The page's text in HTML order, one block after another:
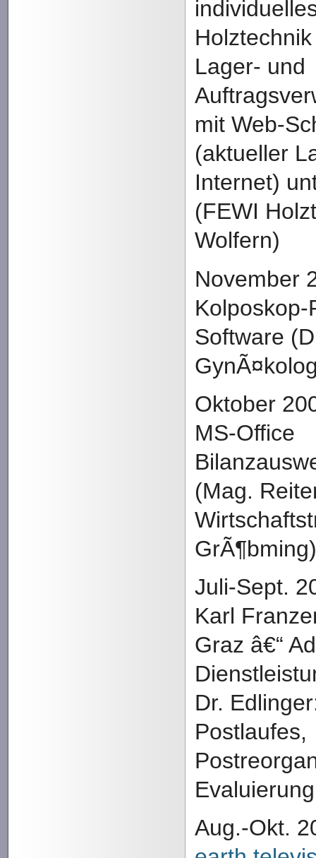
Lager- und
mit Web-
(aktueller
Internet)
(FEWI
Wolfern)
November
Software
Oktober
MS-Office
(Mag.
Juli-Sept.
Karl
Graz â€“
Dr.
Postlaufes,
Aug.-Okt.